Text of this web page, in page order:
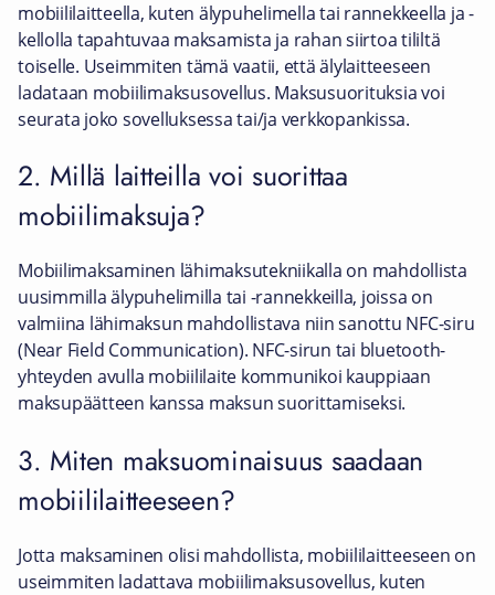
mobiililaitteella, kuten älypuhelimella tai rannekkeella ja -
kellolla tapahtuvaa maksamista ja rahan siirtoa tililtä
toiselle. Useimmiten tämä vaatii, että älylaitteeseen
ladataan mobiilimaksusovellus. Maksusuorituksia voi
seurata joko sovelluksessa tai/ja verkkopankissa.
2. Millä laitteilla voi suorittaa
mobiilimaksuja?
Mobiilimaksaminen lähimaksutekniikalla on mahdollista
uusimmilla älypuhelimilla tai -rannekkeilla, joissa on
valmiina lähimaksun mahdollistava niin sanottu NFC-siru
(Near Field Communication). NFC-sirun tai bluetooth-
yhteyden avulla mobiililaite kommunikoi kauppiaan
maksupäätteen kanssa maksun suorittamiseksi.
3. Miten maksuominaisuus saadaan
mobiililaitteeseen?
Jotta maksaminen olisi mahdollista, mobiililaitteeseen on
useimmiten ladattava mobiilimaksusovellus, kuten